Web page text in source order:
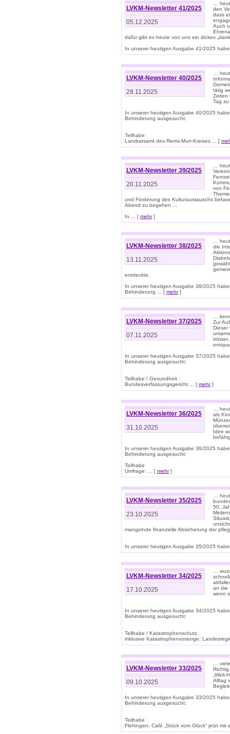
LVKM-Newsletter 41/2025
05.12.2025
…
den
dass
Auch
dafür gibt es heute von uns ein dickes
In unserer heutigen Ausgabe 41/2025
LVKM-Newsletter 40/2025
28.11.2025
…
tätig
Zeiten
Tag
In unserer heutigen Ausgabe 40/2025
Behinderung ausgesucht:
Teilhabe
Landratsamt des Rems-Murr-Kreises ... [
LVKM-Newsletter 39/2025
20.11.2025
…
von
und Förderung des Kulturaustauschs
Abend zu begehen ...
In ... [ mehr]
LVKM-Newsletter 38/2025
13.11.2025
…
die
entdeckte.
In unserer heutigen Ausgabe 38/2025
Behinderung ... [ mehr]
LVKM-Newsletter 37/2025
07.11.2025
…
Zur
Dieser
In unserer heutigen Ausgabe 37/2025
Behinderung ausgesucht:
Teilhabe / Gesundheit
Bundesverfassungsgericht ... [ mehr]
LVKM-Newsletter 36/2025
31.10.2025
…
als
Idee
In unserer heutigen Ausgabe 36/2025
Behinderung ausgesucht:
Teilhabe
Umfrage: ... [ mehr]
LVKM-Newsletter 35/2025
23.10.2025
…
50.
mangelnde finanzielle Absicherung der
In unserer heutigen Ausgabe 35/2025
LVKM-Newsletter 34/2025
17.10.2025
…
an die
wenn
In unserer heutigen Ausgabe 34/2025
Behinderung ausgesucht:
Teilhabe / Katastrophenschutz
inklusive Katastrophenvorsorge:
LVKM-Newsletter 33/2025
09.10.2025
…
Alltag
In unserer heutigen Ausgabe 33/2025
Behinderung ausgesucht:
Teilhabe
Flehingen: Café „Stück vom Glück“ jetzt mit